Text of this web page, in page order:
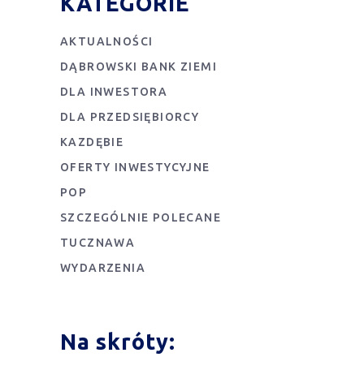
AKTUALNOŚCI
DĄBROWSKI BANK ZIEMI
DLA INWESTORA
DLA PRZEDSIĘBIORCY
KAZDĘBIE
OFERTY INWESTYCYJNE
POP
SZCZEGÓLNIE POLECANE
TUCZNAWA
WYDARZENIA
Na skróty: